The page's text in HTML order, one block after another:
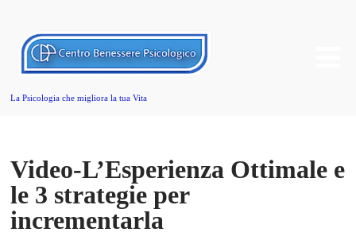
La Psicologia che migliora la tua Vita
Video-L’Esperienza Ottimale e
le 3 strategie per
incrementarla